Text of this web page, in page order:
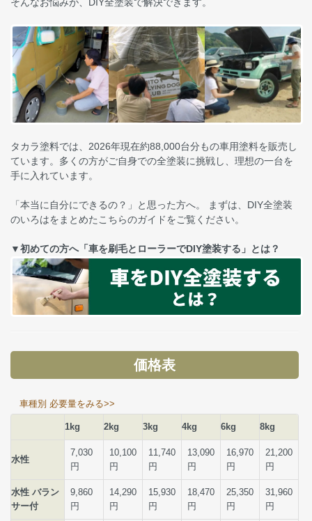
タカラ塗料では、2026年現在約88,000台分もの車用塗料を販売し
ています。多くの方がご自身での全塗装に挑戦し、理想の一台を
手に入れています。
「本当に自分にできるの？」と思った方へ。 まずは、DIY全塗装
のいろはをまとめたこちらのガイドをご覧ください。
▼初めての方へ「車を刷毛とローラーでDIY塗装する」とは？
価格表
車種別 必要量をみる>>